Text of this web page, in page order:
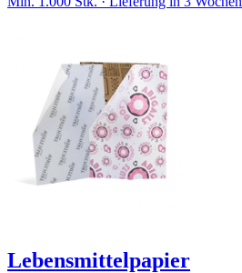
Lebensmittelpapier